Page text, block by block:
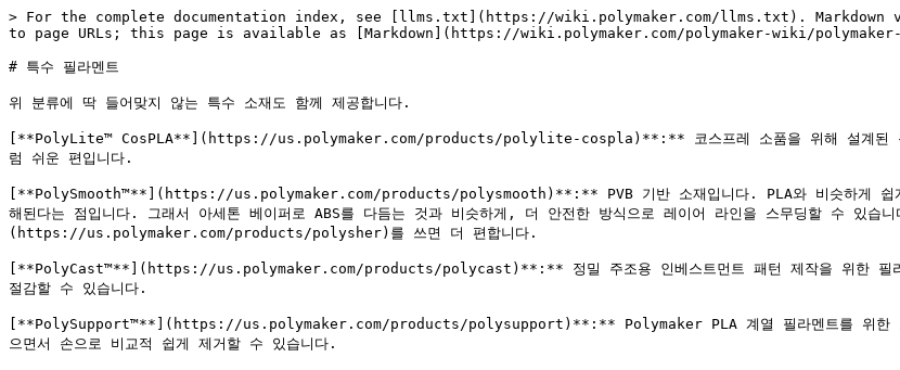
> For the complete documentation index, see [llms.txt](https://wiki.polymaker.com/llms.txt). Markdown
to page URLs; this page is available as [Markdown](https://wiki.polymaker.com/polymaker-wiki/
# 특수 필라멘트
위 분류에 딱 들어맞지 않는 특수 소재도 함께 제공합니다.
[**PolyLite™ CosPLA**](https://us.polymaker.com/products/polylite-cospla)**:** 코스프레 소품을 위해 설계된 특수
럼 쉬운 편입니다.
[**PolySmooth™**](https://us.polymaker.com/products/polysmooth)**:** PVB 기반 소재입니다. PLA와 비슷하게 쉽게
해된다는 점입니다. 그래서 아세톤 베이퍼로 ABS를 다듬는 것과 비슷하게, 더 안전한 방식으로 레이어 라인을 스무딩할 수 있
(https://us.polymaker.com/products/polysher)를 쓰면 더 편합니다.
[**PolyCast™**](https://us.polymaker.com/products/polycast)**:** 정밀 주조용 인베스트먼트 패턴 제작을 위한 필라멘
절감할 수 있습니다.
[**PolySupport™**](https://us.polymaker.com/products/polysupport)**:** Polymaker PLA 계열 필라멘트를 위한 브레
으면서 손으로 비교적 쉽게 제거할 수 있습니다.